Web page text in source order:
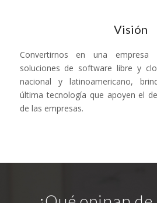
Visión
Convertirnos en una empresa
soluciones de software libre y
nacional y latinoamericano,
última tecnología que apoyen el
de las empresas.